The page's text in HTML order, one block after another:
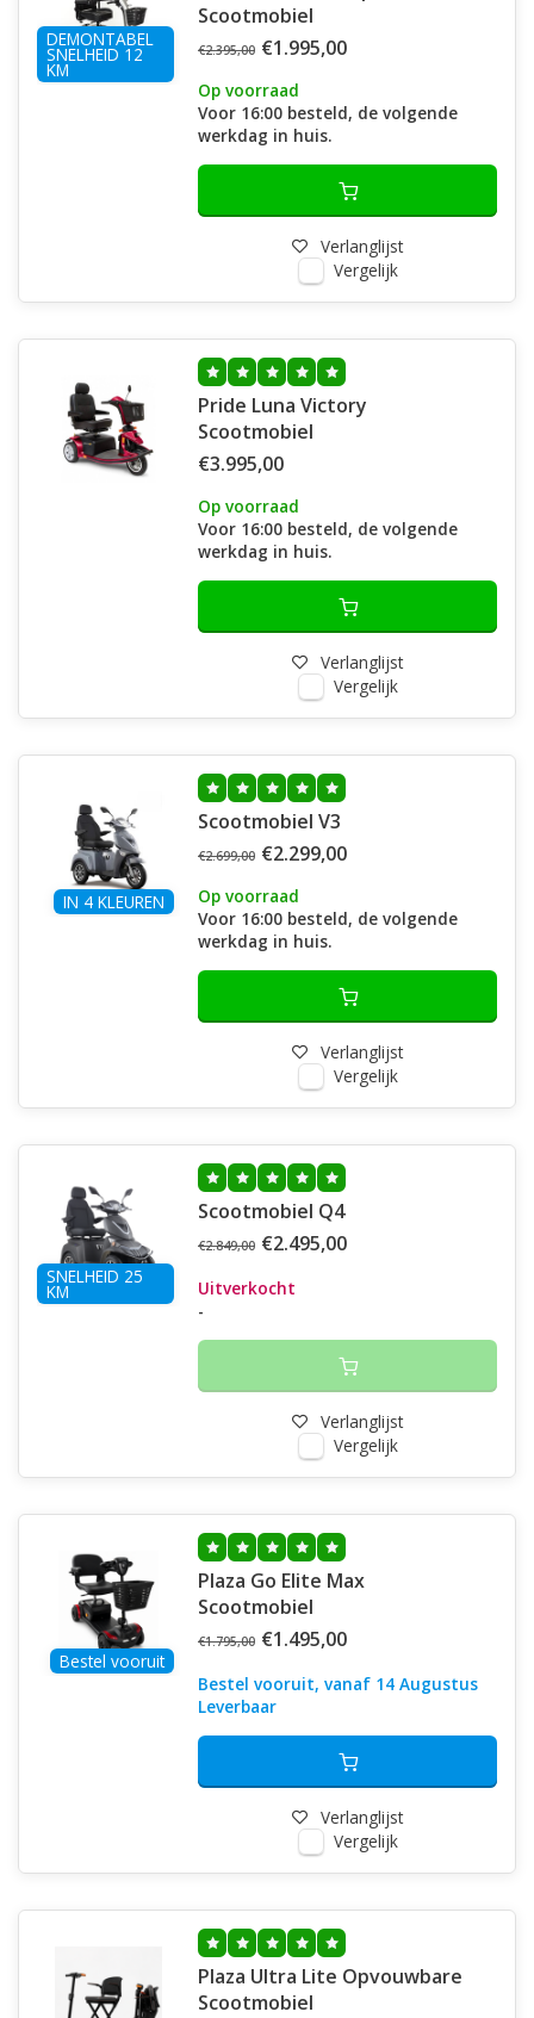
DEMONTABEL
SNELHEID 12
KM
Scootmobiel
€2.395,00 €1.995,00
Op voorraad
Voor 16:00 besteld, de volgende
werkdag in huis.
Verlanglijst
Vergelijk
Pride Luna Victory
Scootmobiel
€3.995,00
Op voorraad
Voor 16:00 besteld, de volgende
werkdag in huis.
Verlanglijst
Vergelijk
IN 4 KLEUREN
Scootmobiel V3
€2.699,00 €2.299,00
Op voorraad
Voor 16:00 besteld, de volgende
werkdag in huis.
Verlanglijst
Vergelijk
SNELHEID 25
KM
Scootmobiel Q4
€2.849,00 €2.495,00
Uitverkocht
-
Verlanglijst
Vergelijk
Bestel vooruit
Plaza Go Elite Max
Scootmobiel
€1.795,00 €1.495,00
Bestel vooruit, vanaf 14 Augustus
Leverbaar
Verlanglijst
Vergelijk
Plaza Ultra Lite Opvouwbare
Scootmobiel